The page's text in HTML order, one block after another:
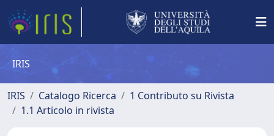
IRIS
IRIS Catalogo Ricerca
1 Contributo su Rivista
1.1 Articolo in rivista